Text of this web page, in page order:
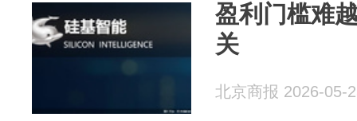
盈利门槛难
关
北京商报 2026-05-